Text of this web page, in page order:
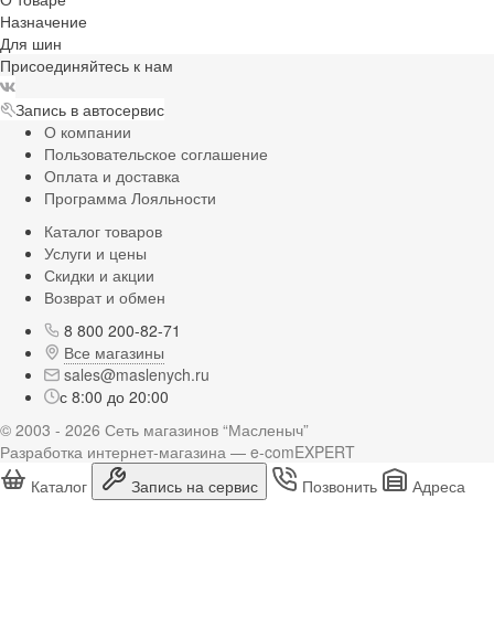
Назначение
Для шин
Присоединяйтесь к нам
Запись в автосервис
О компании
Пользовательское соглашение
Оплата и доставка
Программа Лояльности
Каталог товаров
Услуги и цены
Скидки и акции
Возврат и обмен
8 800 200-82-71
Все магазины
sales@maslenych.ru
с 8:00 до 20:00
© 2003 - 2026 Сеть магазинов “Масленыч”
Разработка интернет-магазина — e-comEXPERT
Каталог
Запись на сервис Позвонить Адреса